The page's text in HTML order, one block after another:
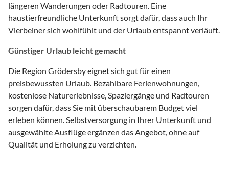
längeren Wanderungen oder Radtouren. Eine
haustierfreundliche Unterkunft sorgt dafür, dass auch Ihr
Vierbeiner sich wohlfühlt und der Urlaub entspannt verläuft.
Günstiger Urlaub leicht gemacht
Die Region Grödersby eignet sich gut für einen
preisbewussten Urlaub. Bezahlbare Ferienwohnungen,
kostenlose Naturerlebnisse, Spaziergänge und Radtouren
sorgen dafür, dass Sie mit überschaubarem Budget viel
erleben können. Selbstversorgung in Ihrer Unterkunft und
ausgewählte Ausflüge ergänzen das Angebot, ohne auf
Qualität und Erholung zu verzichten.